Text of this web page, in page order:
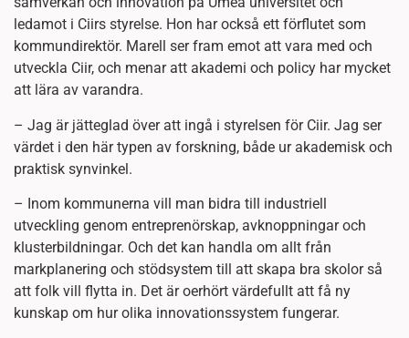
ledamot i Ciirs styrelse. Hon har också ett förflutet som
kommundirektör. Marell ser fram emot att vara med och
utveckla Ciir, och menar att akademi och policy har mycket
att lära av varandra.
– Jag är jätteglad över att ingå i styrelsen för Ciir. Jag ser
värdet i den här typen av forskning, både ur akademisk och
praktisk synvinkel.
– Inom kommunerna vill man bidra till industriell
utveckling genom entreprenörskap, avknoppningar och
klusterbildningar. Och det kan handla om allt från
markplanering och stödsystem till att skapa bra skolor så
att folk vill flytta in. Det är oerhört värdefullt att få ny
kunskap om hur olika innovationssystem fungerar.